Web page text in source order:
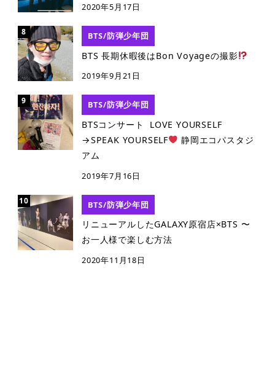
2020年5月17日
BTS/防弾少年団
BTS 長期休暇後はBon Voyageの撮影
2019年9月21日
BTS/防弾少年団
BTSコンサート LOVE YOURSELF
→SPEAK YOURSELF
静岡エコパスタジ
アム
2019年7月16日
BTS/防弾少年団
リニューアルしたGALAXY原宿店×BTS 〜
お一人様で楽しむ方法
2020年11月18日